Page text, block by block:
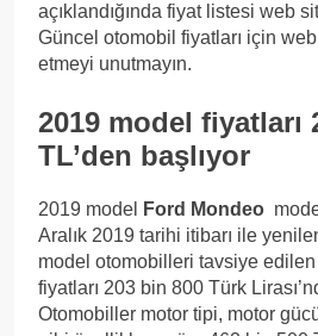
açıklandığında fiyat listesi web
Güncel otomobil fiyatları için
etmeyi unutmayın.
2019 model fiyatları
TL’den başlıyor
2019 model Ford Mondeo
Aralık 2019 tarihi itibarı ile
model otomobilleri tavsiye
fiyatları 203 bin 800 Türk
Otomobiller motor tipi, motor